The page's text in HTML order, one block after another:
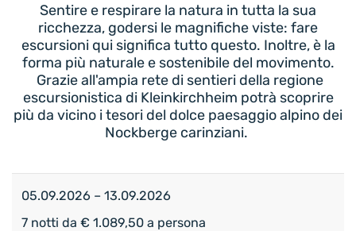
Sentire e respirare la natura in tutta la sua
ricchezza, godersi le magnifiche viste: fare
escursioni qui significa tutto questo. Inoltre, è la
forma più naturale e sostenibile del movimento.
Grazie all'ampia rete di sentieri della regione
escursionistica di Kleinkirchheim potrà scoprire
più da vicino i tesori del dolce paesaggio alpino dei
Nockberge carinziani.
05.09.2026 – 13.09.2026
7 notti da € 1.089,50 a persona